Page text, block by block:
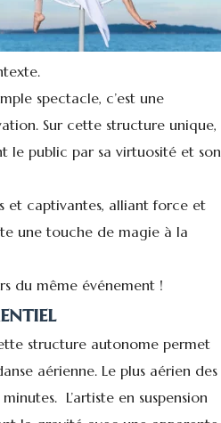
spectacle, c’est une
Sur cette structure unique,
le public par sa virtuosité et son
et captivantes, alliant force et
une touche de magie à la
du même événement !
structure autonome permet
aérienne. Le plus aérien des
L’artiste en suspension